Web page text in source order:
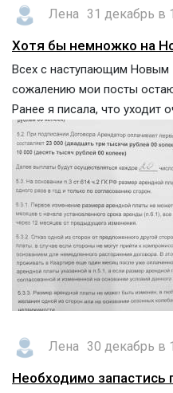
Лена 31 декабрь в
Хотя бы немножко на
Всех с наступающим
сожалению мои посты
Ранее я писала, что уходит
Лена 30 декабрь в
Необходимо запастись